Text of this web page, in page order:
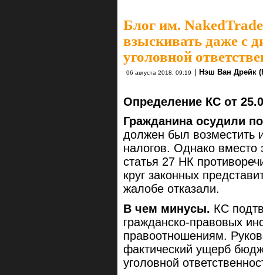
Блог им.
взыскивать даже с
уголовной
06 августа 2018, 09:19 Нэш Ван Дрейк
Определение КС от
Гражданина осудили
должен был возместить
налогов. Однако вместо
статья 27 НК
круг законных
жалобе отказали.
В чем минусы. КС
гражданско‑правовых
правоотношениям.
фактический ущерб
уголовной